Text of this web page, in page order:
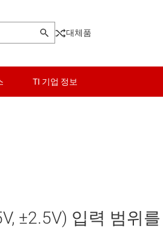
대체품
TI 기업 정보
±2.5V) 입력 범위를